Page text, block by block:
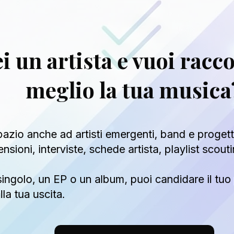
un artista e vuoi
meglio la tua
anche ad artisti emergenti, band e
interviste, schede artista, playlist
un EP o un album, puoi candidare il
tua uscita.